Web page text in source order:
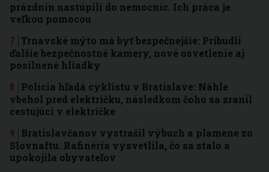
prázdnin nastúpili do nemocníc. Ich práca je
veľkou pomocou
Trnavské mýto má byť bezpečnejšie: Pribudli
ďalšie bezpečnostné kamery, nové osvetlenie aj
posilnené hliadky
Polícia hľadá cyklistu v Bratislave: Náhle
vbehol pred električku, následkom čoho sa zranil
cestujúci v električke
Bratislavčanov vystrašil výbuch a plamene zo
Slovnaftu. Rafinéria vysvetlila, čo sa stalo a
upokojila obyvateľov